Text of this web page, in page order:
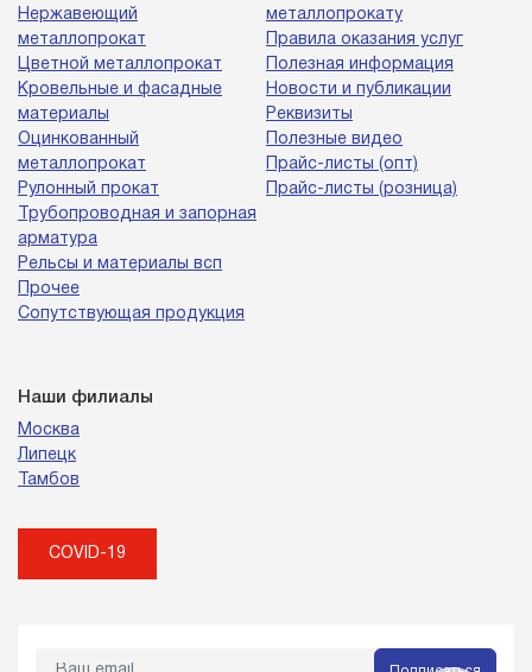
Нержавеющий
металлопрокат
Цветной металлопрокат
Кровельные и фасадные
материалы
Оцинкованный
металлопрокат
Рулонный прокат
Трубопроводная и запорная
арматура
Рельсы и материалы всп
Прочее
Сопутствующая продукция
металлопрокату
Правила оказания услуг
Полезная информация
Новости и публикации
Реквизиты
Полезные видео
Прайс-листы (опт)
Прайс-листы (розница)
Наши филиалы
Москва
Липецк
Тамбов
COVID-19